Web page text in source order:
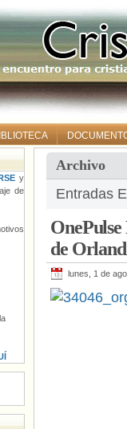
Archivo
Entradas
de
lunes, 1 de
y
de